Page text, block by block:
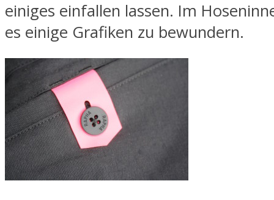
einiges einfallen lassen. Im
es einige Grafiken zu bewundern.